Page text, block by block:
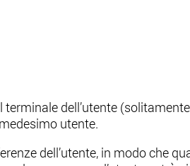
dell’utente
utente.
dell’utente, in modo che